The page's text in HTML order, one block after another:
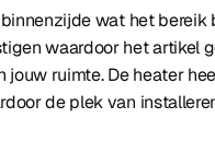
wat het bereik
waardoor het artikel
jouw ruimte. De heater
de plek van